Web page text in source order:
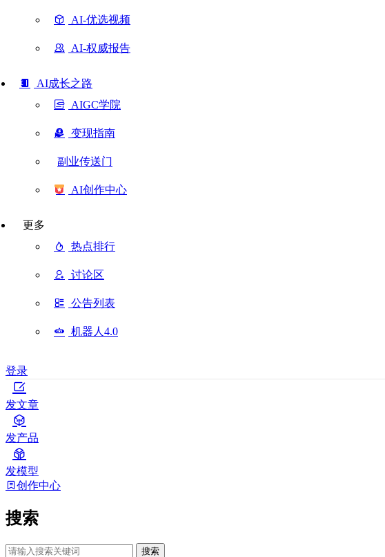
AI-优选视频
AI-权威报告
AI成长之路
AIGC学院
变现指南
副业传送门
AI创作中心
更多
热点排行
讨论区
公告列表
机器人4.0
登录
发文章
发产品
发模型
创作中心
搜索
搜索